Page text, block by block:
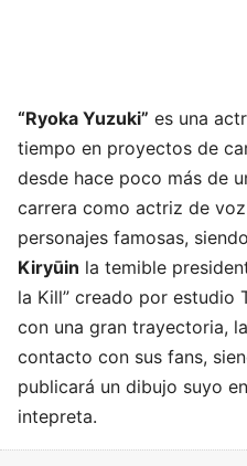
“Ryoka Yuzuki” es una
tiempo en proyectos de
desde hace poco más de
carrera como actriz de
personajes famosas,
Kiryūin la temible
la Kill” creado por estudio
con una gran trayectoria, la
contacto con sus fans,
publicará un dibujo suyo
intepreta.